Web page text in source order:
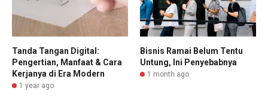
Tanda Tangan Digital:
Pengertian, Manfaat & Cara
Kerjanya di Era Modern
1 year ago
Bisnis Ramai Belum Tentu
Untung, Ini Penyebabnya
1 month ago